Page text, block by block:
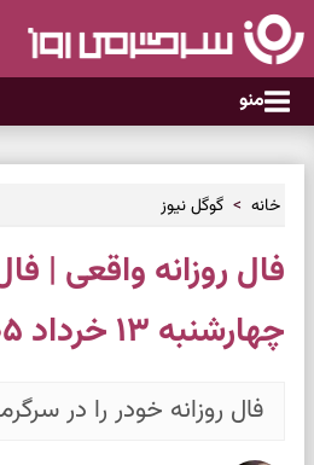
منو
خانه گوگل نیوز
فال روزانه واقعی |
چهارشنبه ۱۳ خرداد ۱۴۰۵
فال روزانه خودر را در